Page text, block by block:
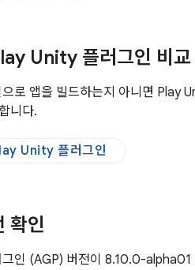
Unity 플러그인 비교
로 앱을 빌드하는지 아니면 Play
니다.
Unity 플러그인
확인
인 (AGP) 버전이 8.10.0-alpha01